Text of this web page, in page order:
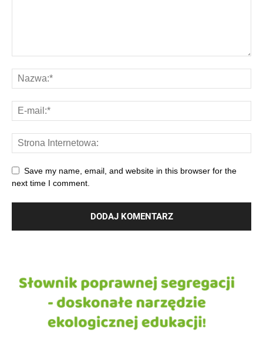
Save my name, email, and website in this browser for the
next time I comment.